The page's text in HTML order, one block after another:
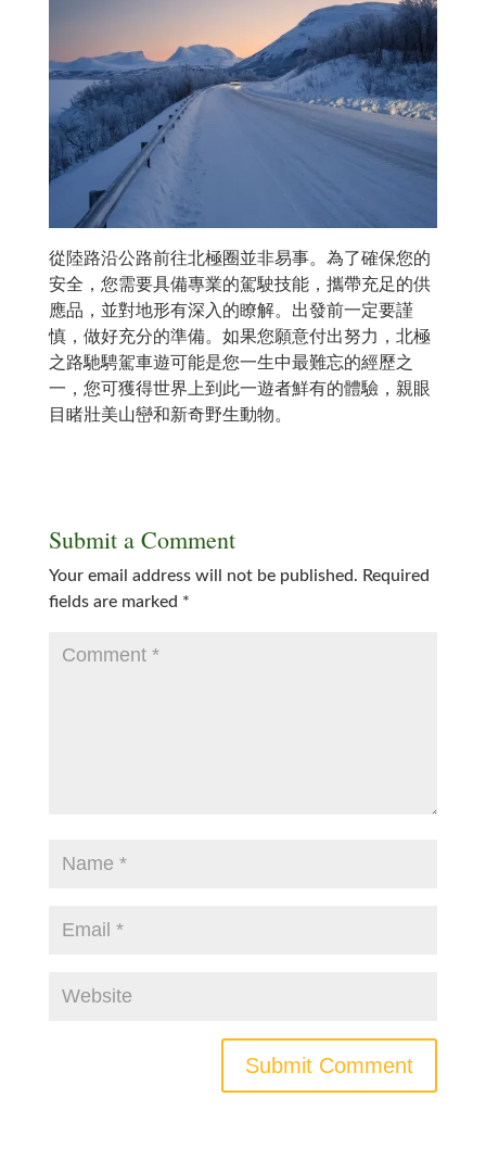
從陸路沿公路前往北極圈並非易事。為了確保您的
安全，您需要具備專業的駕駛技能，攜帶充足的供
應品，並對地形有深入的瞭解。出發前一定要謹
慎，做好充分的準備。如果您願意付出努力，北極
之路馳騁駕車遊可能是您一生中最難忘的經歷之
一，您可獲得世界上到此一遊者鮮有的體驗，親眼
目睹壯美山巒和新奇野生動物。
Submit a Comment
Your email address will not be published. Required
fields are marked *